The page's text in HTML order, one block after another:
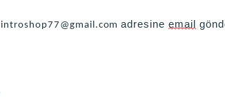
introshop77@gmail.com adresine email